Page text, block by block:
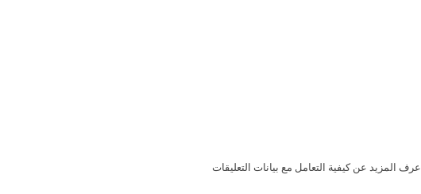
اعرف المزيد عن كيفية التعامل مع بيانات التعليقات